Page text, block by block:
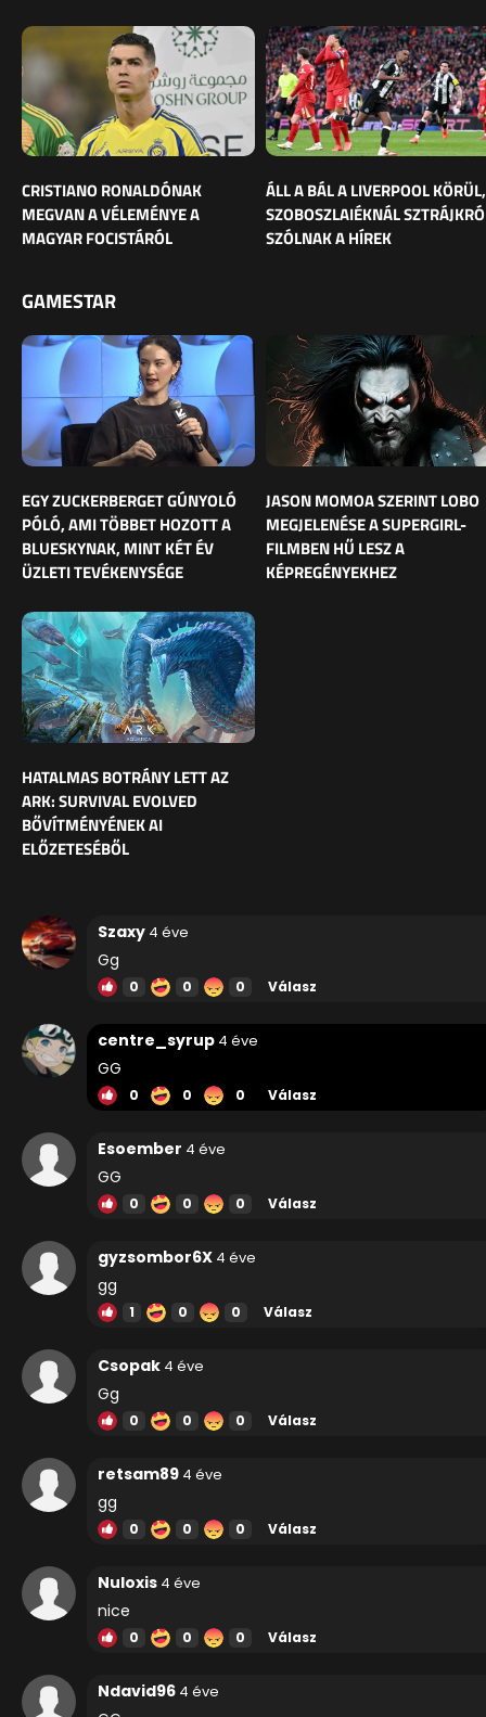
CRISTIANO RONALDÓNAK
MEGVAN A VÉLEMÉNYE A
MAGYAR FOCISTÁRÓL
ÁLL A BÁL A LIVERPOOL KÖRÜL,
SZOBOSZLAIÉKNÁL
SZÓLNAK A HÍREK
GAMESTAR
EGY ZUCKERBERGET GÚNYOLÓ
PÓLÓ, AMI TÖBBET HOZOTT A
BLUESKYNAK, MINT KÉT ÉV
ÜZLETI TEVÉKENYSÉGE
JASON MOMOA SZERINT LOBO
MEGJELENÉSE A SUPERGIRL-
FILMBEN HŰ LESZ A
KÉPREGÉNYEKHEZ
HATALMAS BOTRÁNY LETT AZ
ARK: SURVIVAL EVOLVED
BŐVÍTMÉNYÉNEK AI
ELŐZETESÉBŐL
Szaxy 4 éve
Gg
0 0 0 Válasz
centre_syrup 4 éve
GG
0 0 0 Válasz
Esoember 4 éve
GG
0 0 0 Válasz
gyzsombor6X 4 éve
gg
1 0 0 Válasz
Csopak 4 éve
Gg
0 0 0 Válasz
retsam89 4 éve
gg
0 0 0 Válasz
Nuloxis 4 éve
nice
0 0 0 Válasz
Ndavid96 4 éve